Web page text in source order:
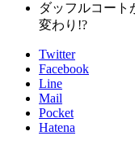
ダッフルコート
変わり!?
Twitter
Facebook
Line
Mail
Pocket
Hatena